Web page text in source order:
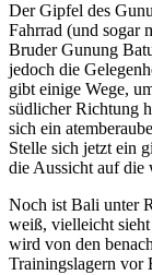
Der Gipfel des
Fahrrad (und sogar
Bruder Gunung
jedoch die
gibt einige Wege,
südlicher Richtung
sich ein
Stelle sich jetzt ein
die Aussicht auf die
Noch ist Bali unter
weiß, vielleicht sieht
wird von den
Trainingslagern vor